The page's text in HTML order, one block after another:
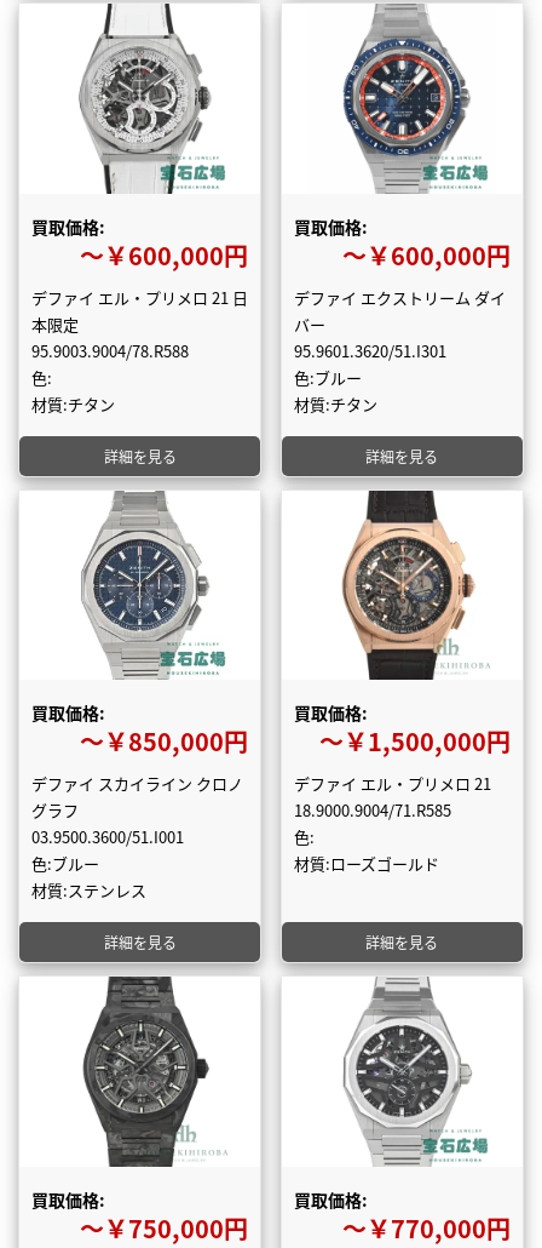
買取価格:
〜￥600,000円
デファイ エル・プリメロ 21 日
本限定
95.9003.9004/78.R588
色:
材質:チタン
詳細を見る
買取価格:
〜￥600,000円
デファイ エクストリーム ダイ
バー
95.9601.3620/51.I301
色:ブルー
材質:チタン
詳細を見る
買取価格:
〜￥850,000円
デファイ スカイライン クロノ
グラフ
03.9500.3600/51.I001
色:ブルー
材質:ステンレス
詳細を見る
買取価格:
〜￥1,500,000円
デファイ エル・プリメロ 21
18.9000.9004/71.R585
色:
材質:ローズゴールド
詳細を見る
買取価格:
〜￥750,000円
買取価格:
〜￥770,000円